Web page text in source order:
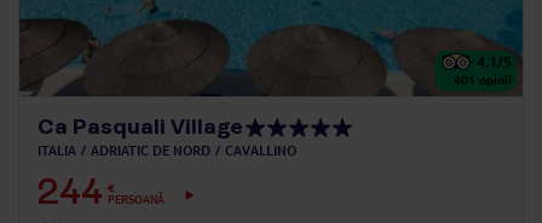
4.1/5
401 opinii
Ca Pasquali Village
ITALIA ADRIATIC DE NORD CAVALLINO
244 €
PERSOANĂ